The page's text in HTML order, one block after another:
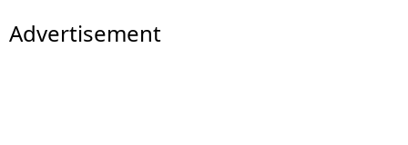
Advertisement